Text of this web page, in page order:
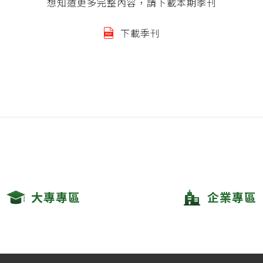
下載季刊
大專專區 企業專區